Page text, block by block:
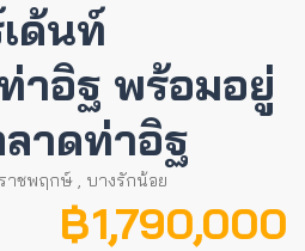
ด้นท์
าอิฐ พร้อมอยู่
าดท่าอิฐ
าชพฤกษ์ , บางรักน้อย
฿ 1,790,000